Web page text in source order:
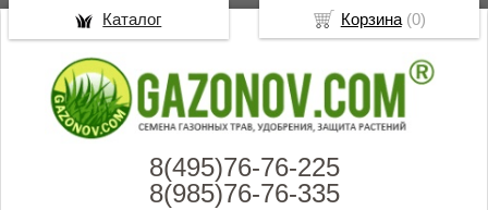
8(495)76-76-225
8(985)76-76-335
Корзина(0)
Каталог